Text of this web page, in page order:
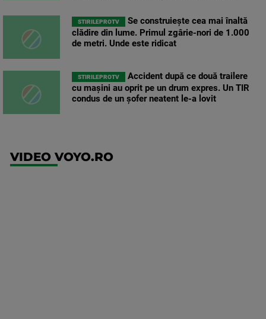
STIRILEPROTV
Se construiește cea mai înaltă
clădire din lume. Primul zgârie-nori de 1.000
de metri. Unde este ridicat
STIRILEPROTV
Accident după ce două trailere
cu mașini au oprit pe un drum expres. Un TIR
condus de un șofer neatent le-a lovit
VIDEO VOYO.RO